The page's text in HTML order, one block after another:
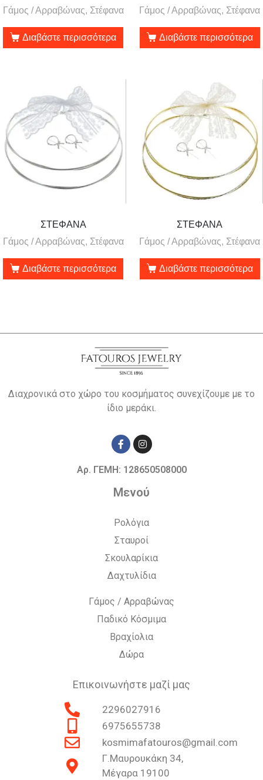
Γάμος / Αρραβώνας, Στέφανα
Διαβάστε περισσότερα
Γάμος / Αρραβώνας, Στέφανα
Διαβάστε περισσότερα
ΣΤΕΦΑΝΑ
Γάμος / Αρραβώνας, Στέφανα
Διαβάστε περισσότερα
ΣΤΕΦΑΝΑ
Γάμος / Αρραβώνας, Στέφανα
Διαβάστε περισσότερα
Διαχρονικά στο χώρο του κοσμήματος συνεχίζουμε με το
ίδιο μεράκι.
Αρ. ΓΕΜΗ: 128650508000
Μενού
Ρολόγια
Σταυροί
Σκουλαρίκια
Δαχτυλίδια
Γάμος / Αρραβώνας
Παδικό Κόσμιμα
Βραχίολια
Δώρα
Επικοινωνήστε μαζί μας
2296027916
6975655738
kosmimafatouros@gmail.com
Γ.Μαυρουκάκη 34,
Μέγαρα 19100